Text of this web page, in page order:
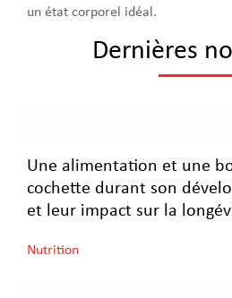
un état corporel idéal.
Dernières
Une alimentation et une
cochette durant son
et leur impact sur la
Nutrition